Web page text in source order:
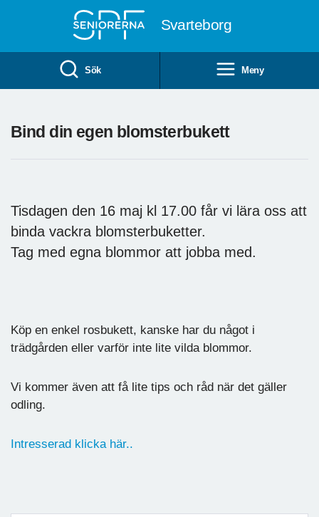
Svarteborg
Sök Meny
Bind din egen blomsterbukett
Tisdagen den 16 maj kl 17.00 får vi lära oss att
binda vackra blomsterbuketter.
Tag med egna blommor att jobba med.
Köp en enkel rosbukett, kanske har du något i
trädgården eller varför inte lite vilda blommor.
Vi kommer även att få lite tips och råd när det gäller
odling.
Intresserad klicka här..